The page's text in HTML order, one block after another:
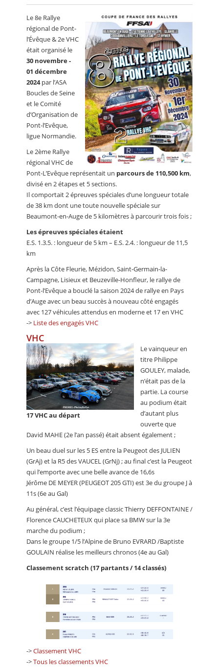
Le 8e Rallye
régional de Pont-
l’Évêque & 2e VHC
était organisé le
30 novembre -
01 décembre
2024par l’ASA
Boucles de Seine
et le Comité
d’Organisation de
Pont-l’Evêque,
ligue Normandie.
Le 2ème Rallye
régional VHC de
Pont-L’Evêque représentait un parcours de 110,500 km,
divisé en 2 étapes et 5 sections.
Il comportait 2 épreuves spéciales d’une longueur totale
de 38 km dont une toute nouvelle spéciale sur
Beaumont-en-Auge de 5 kilomètres à parcourir trois fois ;
Les épreuves spéciales étaient
E.S. 1.3.5. : longueur de 5 km – E.S. 2.4. : longueur de 11,5
km
Après la Côte Fleurie, Mézidon, Saint-Germain-la-
Campagne, Lisieux et Beuzeville-Honfleur, le rallye de
Pont-l’Evêque a bouclé la saison 2024 de rallye en Pays
d’Auge avec un beau succès à nouveau côté engagés
avec 127 véhicules attendus en moderne et 17 en VHC
-> Liste des engagés VHC
VHC
17 VHC au départ
Le vainqueur en
titre Philippe
GOULEY, malade,
n’était pas de la
partie. La course
au podium était
d’autant plus
ouverte que
David MAHE (2e l’an passé) était absent également ;
Un beau duel sur les 5 ES entre la Peugeot des JULIEN
(GrAj) et la R5 des VAUCEL (GrNj) ; au final c’est la Peugeot
qui l’emporte avec une belle avance de 16,6s
Jérôme DE MEYER (PEUGEOT 205 GTI) est 3e du groupe J à
11s (6e au Gal)
Au général, c’est l’équipage classic Thierry DEFFONTAINE /
Florence CAUCHETEUX qui place sa BMW sur la 3e
marche du podium ;
Dans le groupe 1/5 l’Alpine de Bruno EVRARD /Baptiste
GOULAIN réalise les meilleurs chronos (4e au Gal)
Classement scratch (17 partants / 14 classés)
->Classement VHC
->Tous les classements VHC